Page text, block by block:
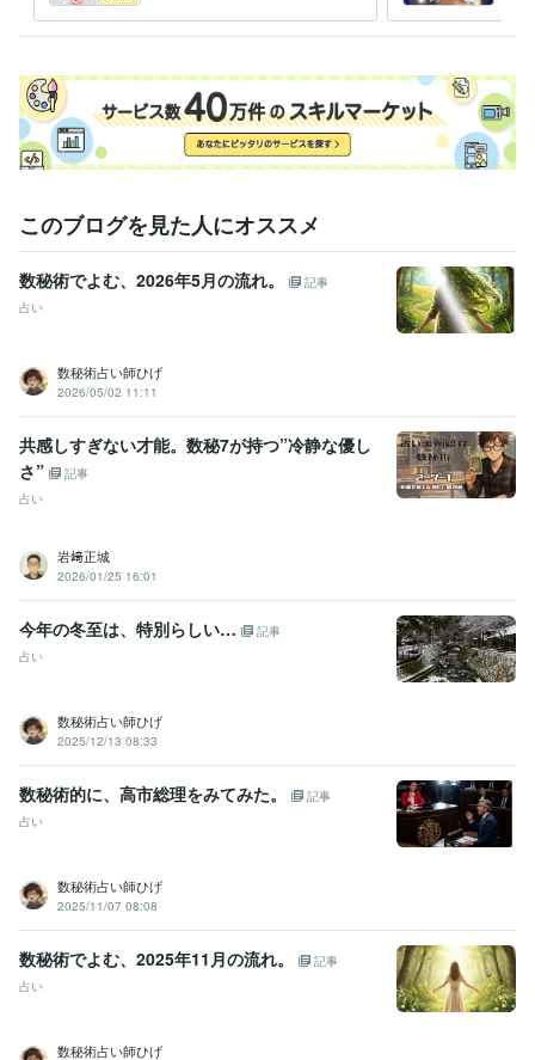
に
このブログを見た人にオススメ
数秘術でよむ、2026年5月の流れ。
記事
占い
数秘術占い師ひげ
2026/05/02 11:11
共感しすぎない才能。数秘7が持つ”冷静な優し
さ”
記事
占い
岩﨑正城
2026/01/25 16:01
今年の冬至は、特別らしい…
記事
占い
数秘術占い師ひげ
2025/12/13 08:33
数秘術的に、高市総理をみてみた。
記事
占い
数秘術占い師ひげ
2025/11/07 08:08
数秘術でよむ、2025年11月の流れ。
記事
占い
数秘術占い師ひげ